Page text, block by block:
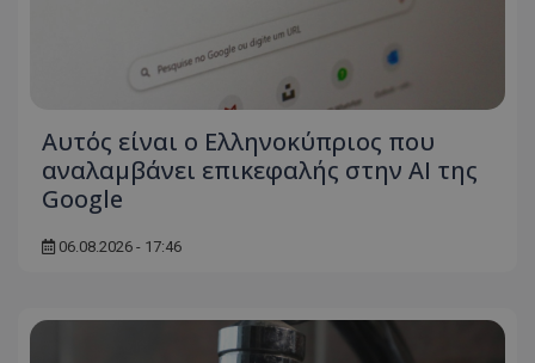
Αυτός είναι ο Ελληνοκύπριος που
αναλαμβάνει επικεφαλής στην ΑΙ της
Google
06.08.2026 - 17:46